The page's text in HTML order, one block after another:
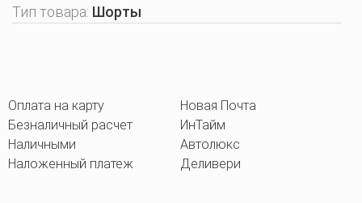
Тип товара: Шорты
Оплата на карту
Безналичный расчет
Наличными
Наложенный платеж
Новая Почта
ИнТайм
Автолюкс
Деливери